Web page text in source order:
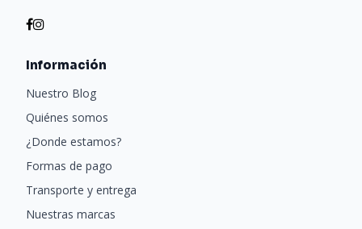
Información
Nuestro Blog
Quiénes somos
¿Donde estamos?
Formas de pago
Transporte y entrega
Nuestras marcas